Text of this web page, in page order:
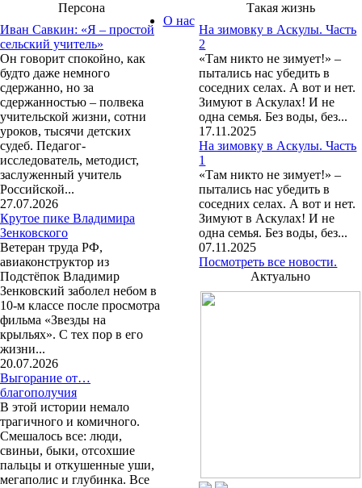
Персона
Иван Савкин: «Я – простой
сельский учитель»
Он говорит спокойно, как
будто даже немного
сдержанно, но за
сдержанностью – полвека
учительской жизни, сотни
уроков, тысячи детских
судеб. Педагог-
исследователь, методист,
заслуженный учитель
Российской...
27.07.2026
Крутое пике Владимира
Зенковского
Ветеран труда РФ,
авиаконструктор из
Подстёпок Владимир
Зенковский заболел небом в
10-м классе после просмотра
фильма «Звезды на
крыльях». С тех пор в его
жизни...
20.07.2026
Выгорание от…
благополучия
В этой истории немало
трагичного и комичного.
Смешалось все: люди,
свиньи, быки, отсохшие
пальцы и откушенные уши,
мегаполис и глубинка. Все
Такая жизнь
На зимовку в Аскулы. Часть
2
«Там никто не зимует!» –
пытались нас убедить в
соседних селах. А вот и нет.
Зимуют в Аскулах! И не
одна семья. Без воды, без...
17.11.2025
На зимовку в Аскулы. Часть
1
«Там никто не зимует!» –
пытались нас убедить в
соседних селах. А вот и нет.
Зимуют в Аскулах! И не
одна семья. Без воды, без...
07.11.2025
Посмотреть все новости.
Актуально
О нас